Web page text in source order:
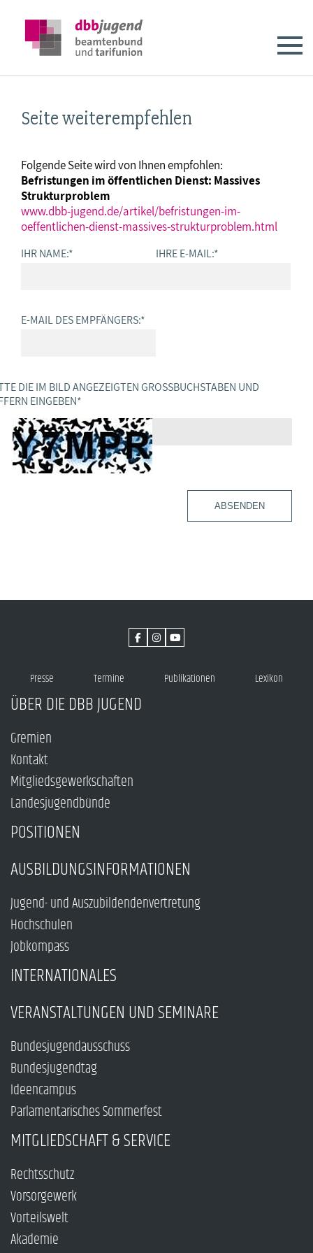
Seite weiterempfehlen
Folgende Seite wird von Ihnen empfohlen:
Befristungen im öffentlichen Dienst: Massives
Strukturproblem
www.dbb-jugend.de/artikel/befristungen-im-
oeffentlichen-dienst-massives-strukturproblem.html
IHR NAME:* IHRE E-MAIL:*
E-MAIL DES EMPFÄNGERS:*
DIE IM BILD ANGEZEIGTEN GROSSBUCHSTABEN UND Z
EINGEBEN *
ABSENDEN
Presse Termine Publikationen Lexikon
ÜBER DIE DBB JUGEND
Gremien
Kontakt
Mitgliedsgewerkschaften
Landesjugendbünde
POSITIONEN
AUSBILDUNGSINFORMATIONEN
Jugend- und Auszubildendenvertretung
Hochschulen
Jobkompass
INTERNATIONALES
VERANSTALTUNGEN UND SEMINARE
Bundesjugendausschuss
Bundesjugendtag
Ideencampus
Parlamentarisches Sommerfest
MITGLIEDSCHAFT & SERVICE
Rechtsschutz
Vorsorgewerk
Vorteilswelt
Akademie